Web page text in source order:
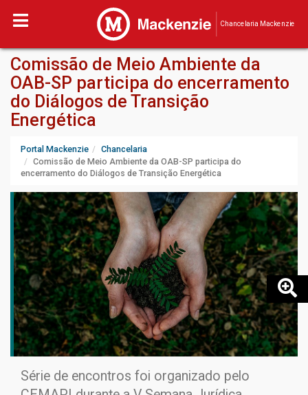
Chancelaria Mackenzie
Comissão de Meio Ambiente da
OAB-SP participa do encerramento
do Diálogos de Transição
Energética
Portal Mackenzie
Chancelaria
Comissão de Meio Ambiente da OAB-SP participa do
encerramento do Diálogos de Transição Energética
Série de encontros foi organizado pelo